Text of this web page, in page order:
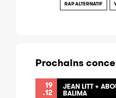
RAP ALTERNATIF
Prochains
19
.12
JEAN LITT +
BALIMA